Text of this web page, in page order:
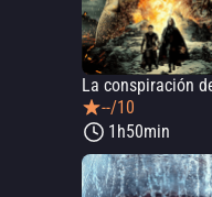
--/10
1h50min